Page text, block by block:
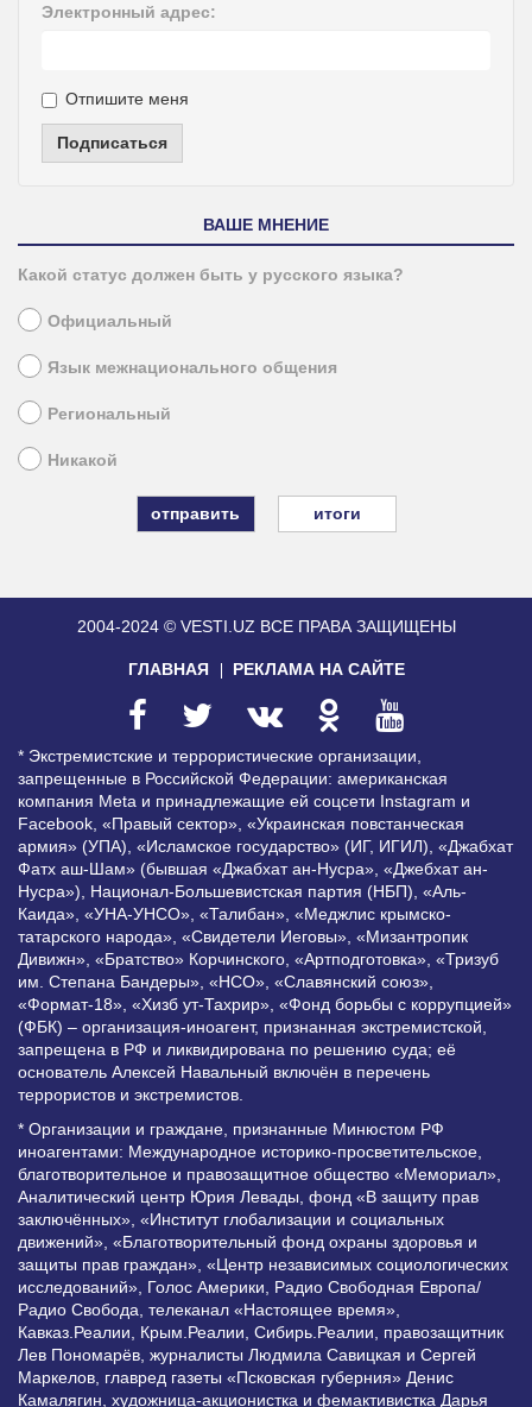
Электронный адрес:
Отпишите меня
Подписаться
ВАШЕ МНЕНИЕ
Какой статус должен быть у русского языка?
Официальный
Язык межнационального общения
Региональный
Никакой
итоги
2004-2024 © VESTI.UZ ВСЕ ПРАВА ЗАЩИЩЕНЫ
ГЛАВНАЯ РЕКЛАМА НА САЙТЕ
* Экстремистские и террористические организации,
запрещенные в Российской Федерации: американская
компания Meta и принадлежащие ей соцсети Instagram и
Facebook, «Правый сектор», «Украинская повстанческая
армия» (УПА), «Исламское государство» (ИГ, ИГИЛ), «Джабхат
Фатх аш-Шам» (бывшая «Джабхат ан-Нусра», «Джебхат ан-
Нусра»), Национал-Большевистская партия (НБП), «Аль-
Каида», «УНА-УНСО», «Талибан», «Меджлис крымско-
татарского народа», «Свидетели Иеговы», «Мизантропик
Дивижн», «Братство» Корчинского, «Артподготовка», «Тризуб
им. Степана Бандеры», «НСО», «Славянский союз»,
«Формат-18», «Хизб ут-Тахрир», «Фонд борьбы с коррупцией»
(ФБК) – организация-иноагент, признанная экстремистской,
запрещена в РФ и ликвидирована по решению суда; её
основатель Алексей Навальный включён в перечень
террористов и экстремистов.
* Организации и граждане, признанные Минюстом РФ
иноагентами: Международное историко-просветительское,
благотворительное и правозащитное общество «Мемориал»,
Аналитический центр Юрия Левады, фонд «В защиту прав
заключённых», «Институт глобализации и социальных
движений», «Благотворительный фонд охраны здоровья и
защиты прав граждан», «Центр независимых социологических
исследований», Голос Америки, Радио Свободная Европа/
Радио Свобода, телеканал «Настоящее время»,
Кавказ.Реалии, Крым.Реалии, Сибирь.Реалии, правозащитник
Лев Пономарёв, журналисты Людмила Савицкая и Сергей
Маркелов, главред газеты «Псковская губерния» Денис
Камалягин, художница-акционистка и фемактивистка Дарья